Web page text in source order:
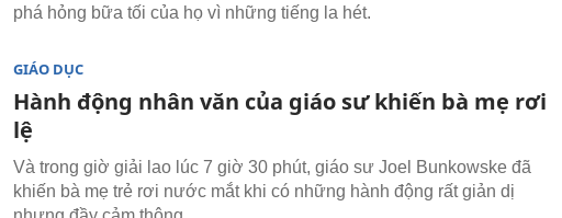
phá hỏng bữa tối của họ vì những tiếng la hét.
GIÁO DỤC
Hành động nhân văn của giáo sư khiến bà mẹ rơi
lệ
Và trong giờ giải lao lúc 7 giờ 30 phút, giáo sư Joel Bunkowske đã
khiến bà mẹ trẻ rơi nước mắt khi có những hành động rất giản dị